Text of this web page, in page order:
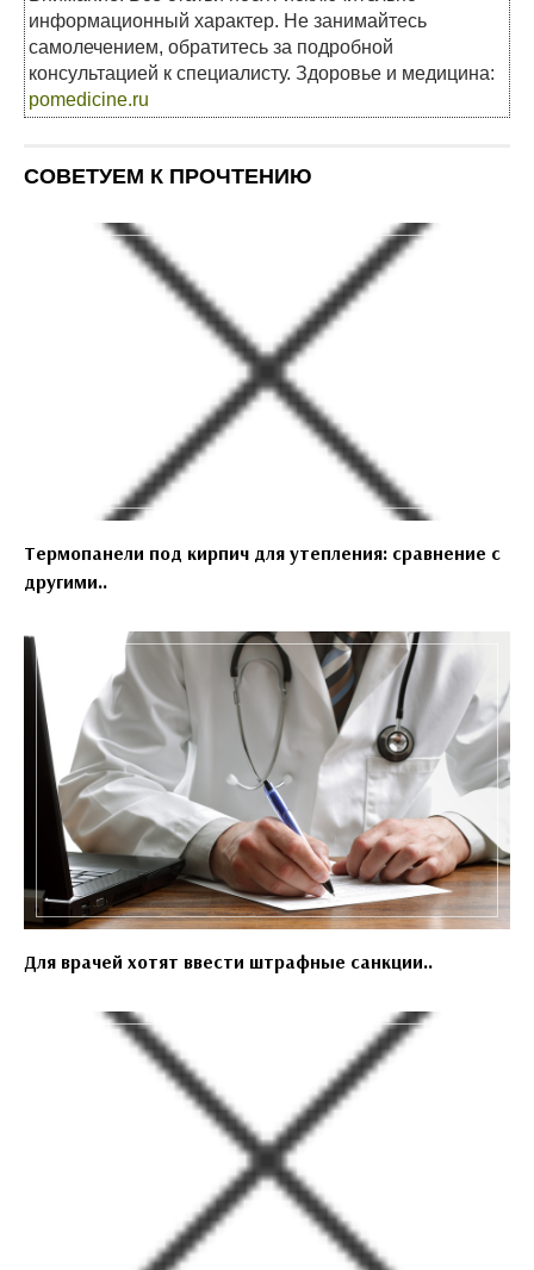
информационный характер. Не занимайтесь
самолечением, обратитесь за подробной
консультацией к специалисту. Здоровье и медицина:
pomedicine.ru
СОВЕТУЕМ К ПРОЧТЕНИЮ
Термопанели под кирпич для утепления: сравнение с
другими..
Для врачей хотят ввести штрафные санкции..